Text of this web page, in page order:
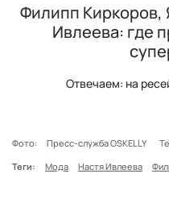
Филипп Киркоров,
Ивлеева: где
Отвечаем: на
Фото: Пресс-служба OSKELLY
Теги:
Мода Настя Ивлеева